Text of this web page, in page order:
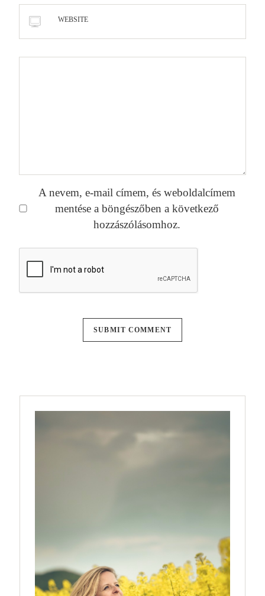
WEBSITE
A nevem, e-mail címem, és weboldalcímem
mentése a böngészőben a következő
hozzászólásomhoz.